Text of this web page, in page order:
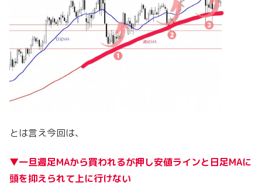
とは言え今回は、
▼一旦週足MAから買われるが押し安値ラインと日足MAに
頭を抑えられて上に行けない